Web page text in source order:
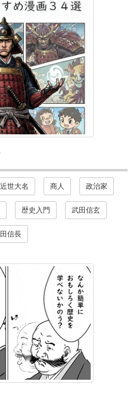
近世大名 商人 政治家
歴史入門 武田信玄
信長